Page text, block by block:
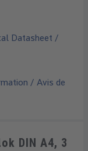
Datasheet /
/ Avis de
DIN A4, 3